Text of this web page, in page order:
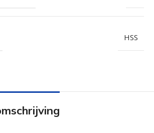
HSS